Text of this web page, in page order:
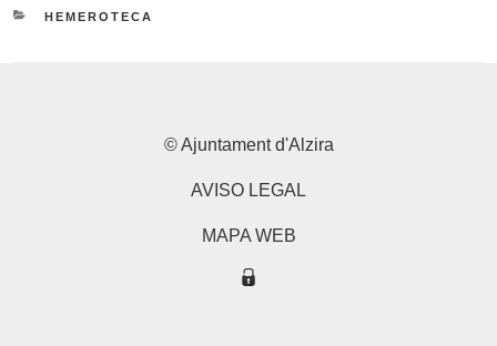
CATEGORÍAS
HEMEROTECA
© Ajuntament d'Alzira
AVISO LEGAL
MAPA WEB